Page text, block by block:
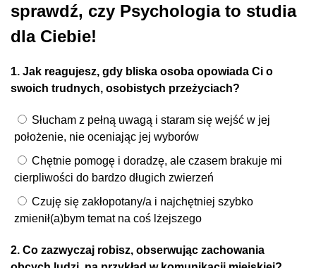
sprawdź, czy Psychologia to studia
dla Ciebie!
1. Jak reagujesz, gdy bliska osoba opowiada Ci o
swoich trudnych, osobistych przeżyciach?
Słucham z pełną uwagą i staram się wejść w jej
położenie, nie oceniając jej wyborów
Chętnie pomogę i doradzę, ale czasem brakuje mi
cierpliwości do bardzo długich zwierzeń
Czuję się zakłopotany/a i najchętniej szybko
zmienił(a)bym temat na coś lżejszego
2. Co zazwyczaj robisz, obserwując zachowania